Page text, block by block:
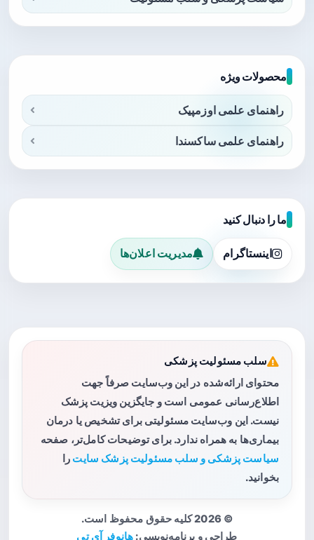
محصولات ویژه
راهنمای علمی اوزمپیک
راهنمای علمی ساکسندا
ما را دنبال کنید
اینستاگرام مدیریت اعلان‌ها
سلب مسئولیت پزشکی
محتوای ارائه‌شده در این وب‌سایت صرفاً جهت
اطلاع‌رسانی عمومی است و جایگزین ویزیت پزشک
نیست. این وب‌سایت مسئولیتی برای تشخیص یا درمان
بیماری‌ها به همراه ندارد. برای توضیحات کامل‌تر، صفحه
سیاست پزشکی و سلب مسئولیت پزشک سایت را
بخوانید.
© 2026 کلیه حقوق محفوظ است.
طراحی و برنامه‌نویسی: هانوفر آی تی